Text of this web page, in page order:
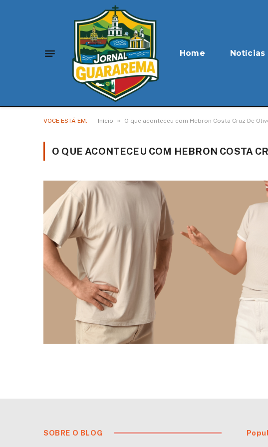
Home Notícias
VOCÊ ESTÁ EM: Início » O que aconteceu com Hebron Costa Cruz De
O QUE ACONTECEU COM HEBRON COSTA
SOBRE O BLOG